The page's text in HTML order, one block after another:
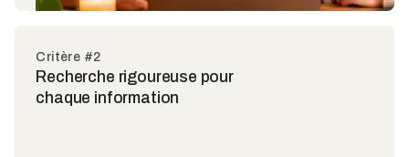
Critère #2
Recherche rigoureuse pour
chaque information